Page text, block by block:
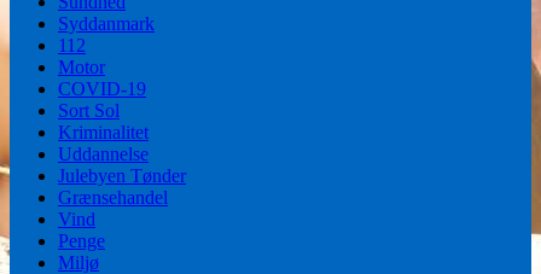
Syddanmark
112
Motor
COVID-19
Sort Sol
Kriminalitet
Uddannelse
Julebyen Tønder
Grænsehandel
Vind
Penge
Miljø